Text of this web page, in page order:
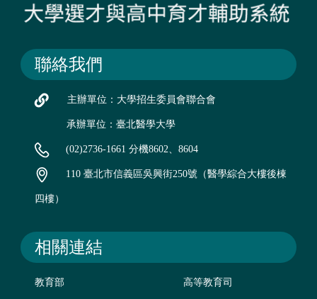
聯絡我們
主辦單位：大學招生委員會聯合會
承辦單位：臺北醫學大學
(02)2736-1661 分機8602、8604
110 臺北市信義區吳興街250號（醫學綜合大樓後棟
四樓）
相關連結
教育部 高等教育司